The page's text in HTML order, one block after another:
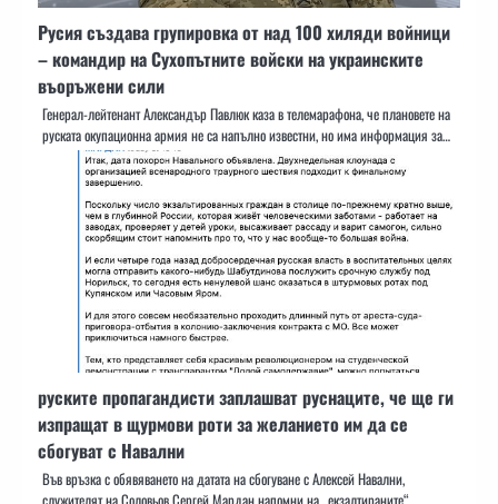
Русия създава групировка от над 100 хиляди войници
– командир на Сухопътните войски на украинските
въоръжени сили
Генерал-лейтенант Александър Павлюк каза в телемарафона, че плановете на
руската окупационна армия не са напълно известни, но има информация за…
руските пропагандисти заплашват руснаците, че ще ги
изпращат в щурмови роти за желанието им да се
сбогуват с Навални
Във връзка с обявяването на датата на сбогуване с Алексей Навални,